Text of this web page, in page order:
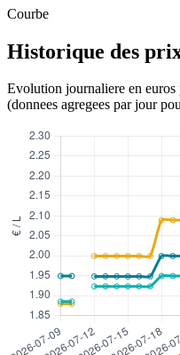
Courbe
Historique des
Evolution journaliere en
(donnees agregees par jour